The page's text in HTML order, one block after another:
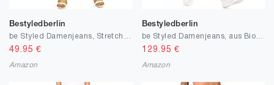
Bestyledberlin
49.95 €
Amazon
Bestyledberlin
129.95 €
Amazon